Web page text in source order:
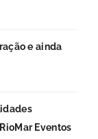
e ainda
Eventos